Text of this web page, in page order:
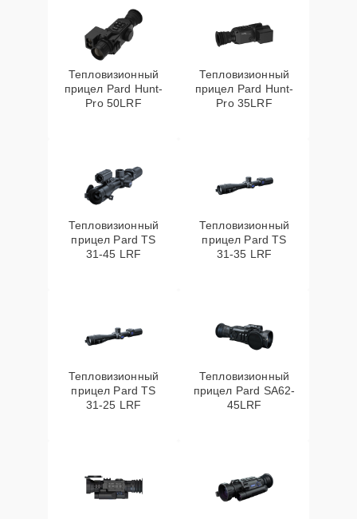
Тепловизионный
прицел Pard Hunt-
Pro 50LRF
Тепловизионный
прицел Pard Hunt-
Pro 35LRF
Тепловизионный
прицел Pard TS
31-45 LRF
Тепловизионный
прицел Pard TS
31-35 LRF
Тепловизионный
прицел Pard TS
31-25 LRF
Тепловизионный
прицел Pard SA62-
45LRF